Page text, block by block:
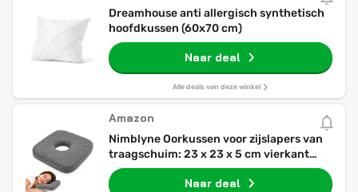
Dreamhouse anti allergisch synthetisch
hoofdkussen (60x70 cm)
Naar deal
Alle deals van deze winkel
Amazon
Nimblyne Oorkussen voor zijslapers van
traagschuim: 23 x 23 x 5 cm vierkant
hoofdkussen met ooruitsparing, piercing
kussen oor voor zijslapers ter ontlasting
Naar deal